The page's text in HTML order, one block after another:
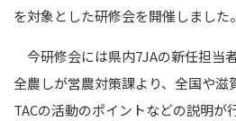
を対象とした研修会を開催しました。
今研修会には県内7JAの新任担当
全農しが営農対策課より、全国や滋
TACの活動のポイントなどの説明が